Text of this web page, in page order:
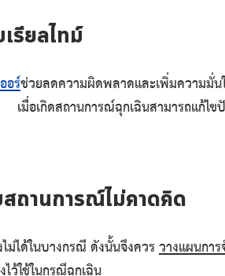
รียลไทม์
อร์ช่วยลดความผิดพลาดและเพิ่มความมั่น
อเกิดสถานการณ์ฉุกเฉินสามารถแก้ไ
ถานการณ์ไม่คาดคิด
ม่ได้ในบางกรณี ดังนั้นจึงควร
วางแผนกา